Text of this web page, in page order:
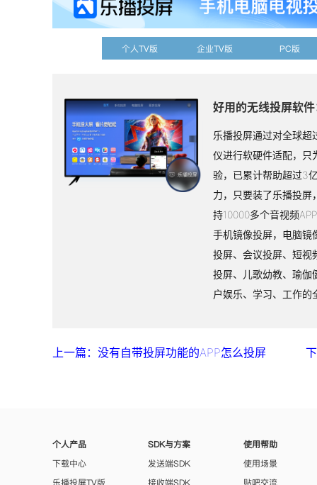
个人TV版 企业TV版 PC版
好用的无线投屏软
乐播投屏通过对全球超
仪进行软硬件适配，只
验，已累计帮助超过3
力，只要装了乐播投屏
持10000多个音视频
手机镜像投屏，电脑镜
投屏、会议投屏、短视
投屏、儿歌幼教、瑜伽
户娱乐、学习、工作的
上一篇：没有自带投屏功能的APP怎么投屏
个人产品
下载中心
乐播投屏TV版
SDK与方案
发送端SDK
接收端SDK
使用帮助
使用场景
贴吧交流